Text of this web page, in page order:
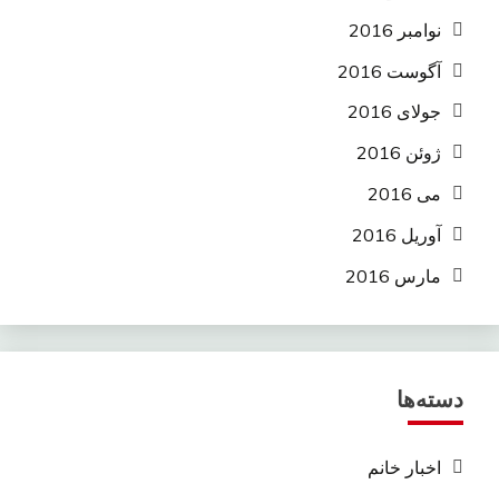
نوامبر 2016
آگوست 2016
جولای 2016
ژوئن 2016
می 2016
آوریل 2016
مارس 2016
دسته‌ها
اخبار خانم